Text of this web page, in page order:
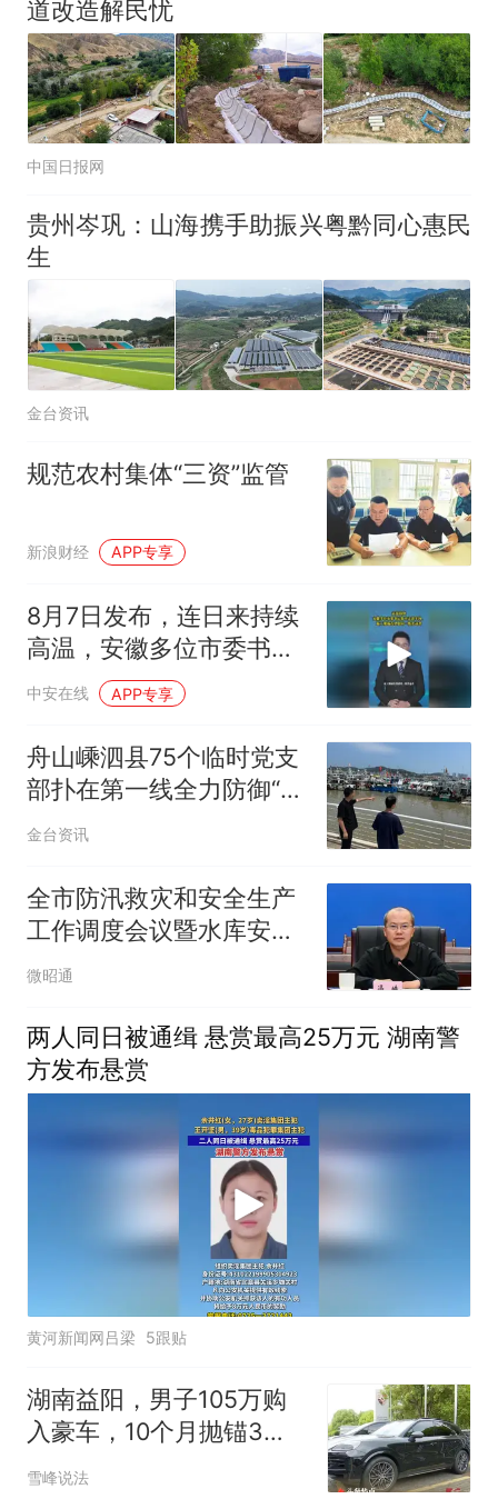
道改造解民忧
中国日报网
贵州岑巩：山海携手助振兴粤黔同心惠民
生
金台资讯
规范农村集体“三资”监管
新浪财经 APP专享
8月7日发布，连日来持续
高温，安徽多位市委书记
集中走进车间、施工现场
看望慰问一线劳动者。#
战高温 （编辑：晨晨）投
稿邮箱：3882124142
中安在线 APP专享
舟山嵊泗县75个临时党支
部扑在第一线全力防御“白
海豚”
金台资讯
全市防汛救灾和安全生产
工作调度会议暨水库安全
运行管理工作视频会议强
措施 确保人民群众生命财
产安全
微昭通
两人同日被通缉 悬赏最高25万元 湖南警
方发布悬赏
黄河新闻网吕梁 5跟贴
湖南益阳，男子105万购
入豪车，10个月抛锚3次
欲退车被店家拒绝
雪峰说法